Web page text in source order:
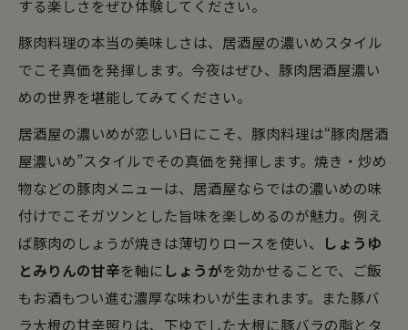
する楽しさをぜひ体験してください。
豚肉料理の本当の美味しさは、居酒屋の濃いめスタイル
でこそ真価を発揮します。今夜はぜひ、豚肉居酒屋濃い
めの世界を堪能してみてください。
居酒屋の濃いめが恋しい日にこそ、豚肉料理は“豚肉居酒
屋濃いめ”スタイルでその真価を発揮します。焼き・炒め
物などの豚肉メニューは、居酒屋ならではの濃いめの味
付けでこそガツンとした旨味を楽しめるのが魅力。例え
ば豚肉のしょうが焼きは薄切りロースを使い、
しょうゆ
とみりんの甘辛を軸に しょうがを効かせることで、ご飯
もお酒もつい進む濃厚な味わいが生まれます。また豚バ
ラ大根の甘辛照りは、下ゆでした大根に豚バラの脂とタ